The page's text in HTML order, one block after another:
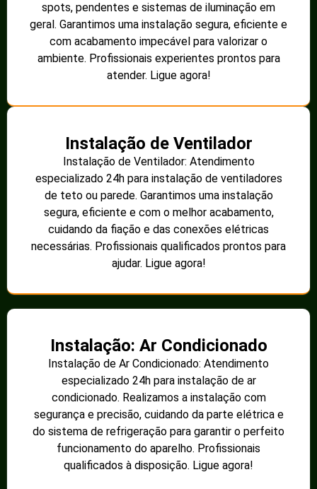
spots, pendentes e sistemas de iluminação em
geral. Garantimos uma instalação segura, eficiente e
com acabamento impecável para valorizar o
ambiente. Profissionais experientes prontos para
atender. Ligue agora!
Instalação de Ventilador
Instalação de Ventilador: Atendimento
especializado 24h para instalação de ventiladores
de teto ou parede. Garantimos uma instalação
segura, eficiente e com o melhor acabamento,
cuidando da fiação e das conexões elétricas
necessárias. Profissionais qualificados prontos para
ajudar. Ligue agora!
Instalação: Ar Condicionado
Instalação de Ar Condicionado: Atendimento
especializado 24h para instalação de ar
condicionado. Realizamos a instalação com
segurança e precisão, cuidando da parte elétrica e
do sistema de refrigeração para garantir o perfeito
funcionamento do aparelho. Profissionais
qualificados à disposição. Ligue agora!